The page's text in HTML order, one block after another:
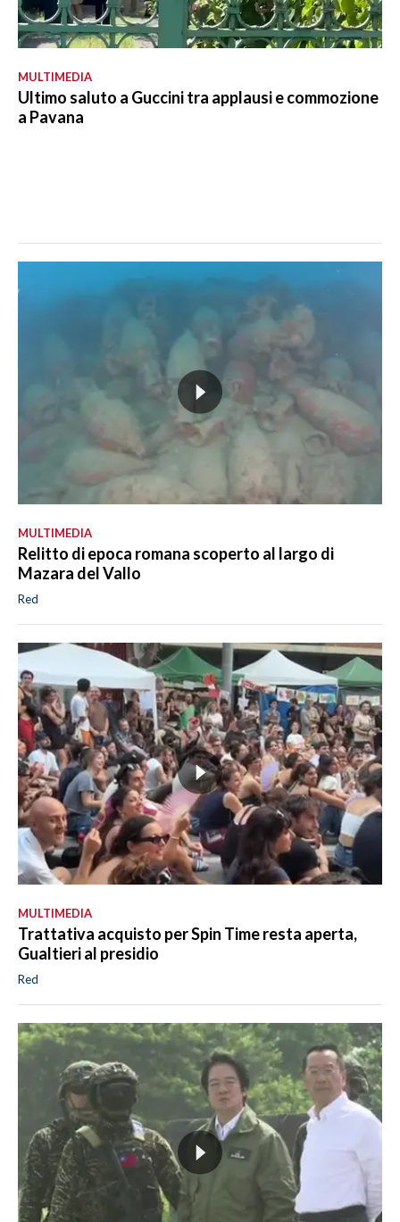
MULTIMEDIA
Ultimo saluto a Guccini tra applausi e commozione
a Pavana
MULTIMEDIA
Relitto di epoca romana scoperto al largo di
Mazara del Vallo
Red
MULTIMEDIA
Trattativa acquisto per Spin Time resta aperta,
Gualtieri al presidio
Red